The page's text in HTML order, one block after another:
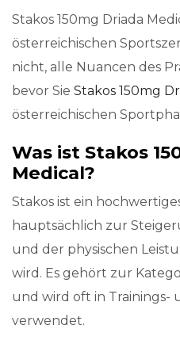
Stakos 150mg Driada
österreichischen
nicht, alle Nuancen des
bevor Sie Stakos 150mg
österreichischen
Was ist Stakos
Medical?
Stakos ist ein
hauptsächlich zur
und der physischen
wird. Es gehört zur
und wird oft in Trainings-
verwendet.